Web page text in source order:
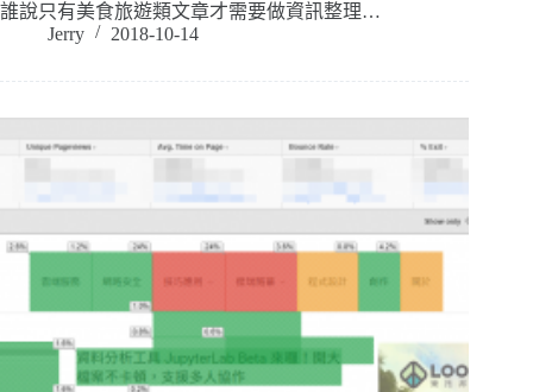
誰說只有美食旅遊類文章才需要做資訊整理…
Jerry
2018-10-14